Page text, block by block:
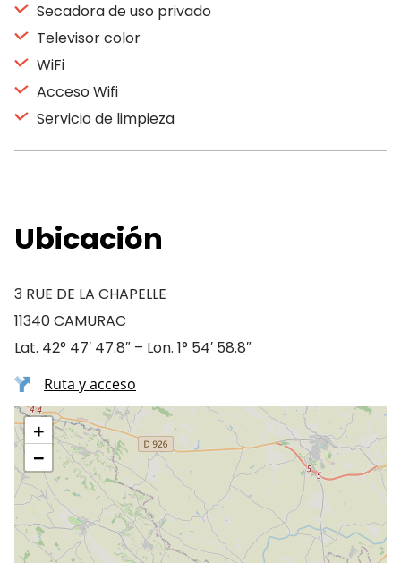
Secadora de uso privado
Televisor color
WiFi
Acceso Wifi
Servicio de limpieza
Ubicación
3 RUE DE LA CHAPELLE
11340 CAMURAC
Lat. 42° 47′ 47.8″ – Lon. 1° 54′ 58.8″
Ruta y acceso
+
−